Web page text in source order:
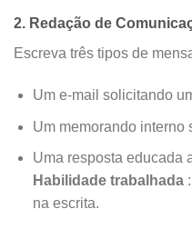
2. Redação de
Escreva três tipos de
Um e-mail solicitando
Um memorando interno
Uma resposta educada
Habilidade trabalhada:
na escrita.